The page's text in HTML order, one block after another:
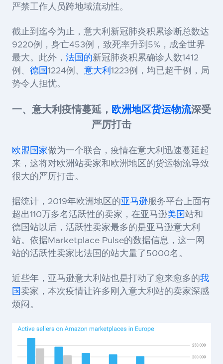
严禁工作人员跨地域流动性。
截止到迄今为止，意大利新冠肺炎积累诊断总数达
9220例
， 身亡453例 ， 致死率升到5% ，成全世界
最大。此外， 法国的新冠肺炎积累确诊人数1412
例 、 德国1224例 、 意大利 1223例
，均已超千例，局
势令人担忧。
一、意大利疫情蔓延， 欧洲地区货运物流深受
严厉打击
欧盟国家做为一个联合，疫情在意大利迅速蔓延起
来，这将对欧洲站卖家和欧洲地区的货运物流导致
很大的严厉打击。
据统计，2019年欧洲地区的亚马逊服务平台上面有
超出110万多名活跃性的卖家，在亚马逊美国站和
德国站以后，活跃性卖家最多的是亚马逊意大利
站。依据Marketplace Pulse的数据信息，这一网
站的活跃性卖家比法国的站大量了5000名。
近些年，亚马逊意大利站也是打动了愈来愈多的我
国卖家，本次疫情让许多刚入意大利站的卖家深感
烦闷。